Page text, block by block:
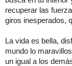
recuperar las
giros inesperados,
La vida es bella,
mundo lo
un igual a los